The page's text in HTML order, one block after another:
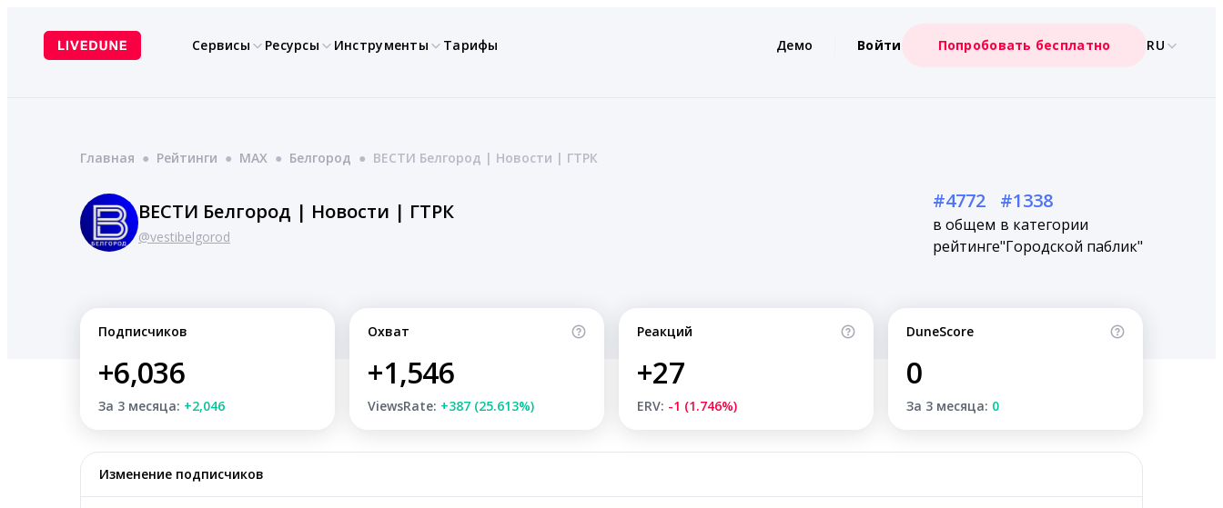
содержимому
Сервисы Ресурсы Инструменты Тарифы Демо Войти Попробовать бесплатно RU
Главная ● Рейтинги ● MAX ● Белгород ● ВЕСТИ Белгород | Новости | ГТРК
ВЕСТИ Белгород | Новости | ГТРК
@vestibelgorod
#4772
в общем
рейтинге
#1338
в категории
"Городской паблик"
Подписчиков
+6,036
За 3 месяца: +2,046
Охват
+1,546
ViewsRate: +387 (25.613%)
Реакций
+27
ERV: -1 (1.746%)
DuneScore
0
За 3 месяца: 0
Изменение подписчиков